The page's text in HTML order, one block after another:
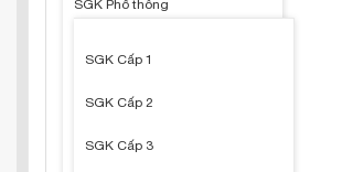
SGK Phổ thông
SGK Cấp 1
SGK Cấp 2
SGK Cấp 3